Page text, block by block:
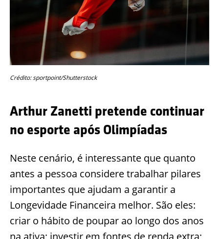
Crédito: sportpoint/Shutterstock
Arthur Zanetti pretende continuar
no esporte após Olimpíadas
Neste cenário, é interessante que quanto
antes a pessoa considere trabalhar pilares
importantes que ajudam a garantir a
Longevidade Financeira melhor. São eles:
criar o hábito de poupar ao longo dos anos
na ativa; investir em fontes de renda extra;